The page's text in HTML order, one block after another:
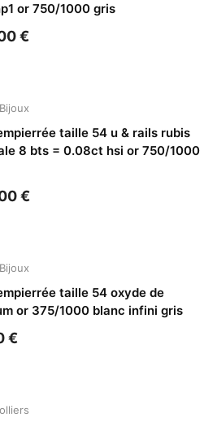
or 750/1000 gris
€
Bijoux
taille 54 u & rails rubis
8 bts = 0.08ct hsi or 750/1000
€
Bijoux
taille 54 oxyde de
or 375/1000 blanc infini gris
€